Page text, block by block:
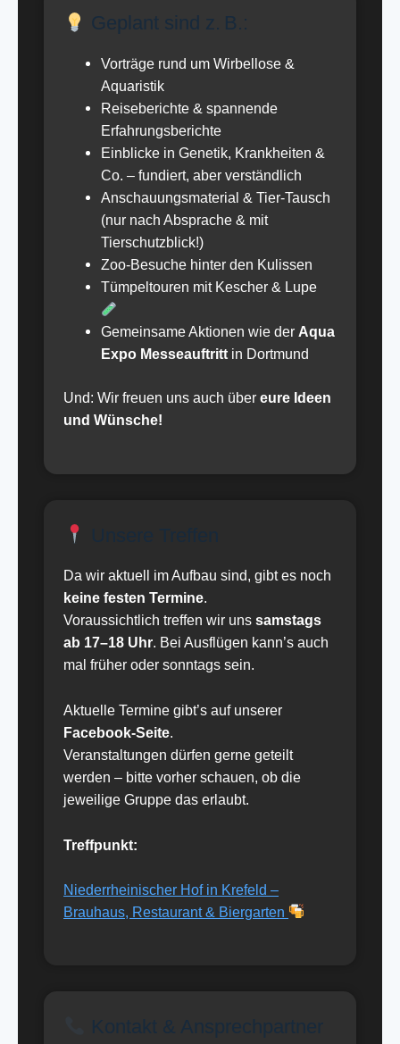
Geplant sind z. B.:
Vorträge rund um Wirbellose &
Aquaristik
Reiseberichte & spannende
Erfahrungsberichte
Einblicke in Genetik, Krankheiten &
Co. – fundiert, aber verständlich
Anschauungsmaterial & Tier-Tausch
(nur nach Absprache & mit
Tierschutzblick!)
Zoo-Besuche hinter den Kulissen
Tümpeltouren mit Kescher & Lupe
Gemeinsame Aktionen wie der Aqua
Expo Messeauftrittin Dortmund
Und: Wir freuen uns auch übereure Ideen
und Wünsche!
Da wir aktuell im Aufbau sind, gibt es noch
keine festen Termine.
Voraussichtlich treffen wir unssamstags
ab 17–18 Uhr. Bei Ausflügen kann’s auch
mal früher oder sonntags sein.
Aktuelle Termine gibt’s auf unserer
Facebook-Seite.
Veranstaltungen dürfen gerne geteilt
werden – bitte vorher schauen, ob die
jeweilige Gruppe das erlaubt.
Treffpunkt:
Niederrheinischer Hof in Krefeld –
Brauhaus, Restaurant & Biergarten
Kontakt & Ansprechpartner